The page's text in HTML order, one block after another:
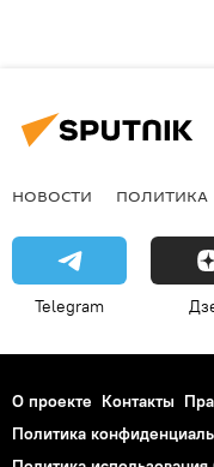
НОВОСТИ ПОЛИТИКА
Telegram
О проекте Контакты
Политика